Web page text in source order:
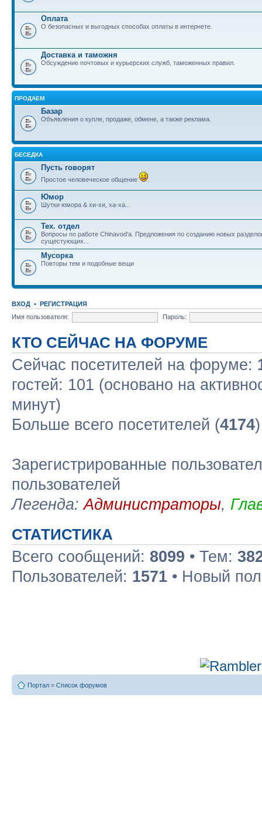
Оплата
О безопасных и выгодных способах оплаты в интернете.
Доставка и таможня
Обсуждение почтовых и курьерских служб, таможенных правил.
ПРОДАЕМ
Базар
Объявления о купле, продаже, обмене, а также реклама.
БЕСЕДКА
Пусть говорят
Простое человеческое общение
Юмор
Шутки юмора & хи-хи, ха-ха...
Тех. отдел
Вопросы по работе Chinavod'а. Предложения по созданию новых
сущестующих...
Мусорка
Повторы тем и подобные вещи
ВХОД • РЕГИСТРАЦИЯ
Имя пользователя:
Пароль:
КТО СЕЙЧАС НА ФОРУМЕ
Сейчас посетителей на форуме:
гостей: 101 (основано на
минут)
Больше всего посетителей (4174
Зарегистрированные
пользователей
Легенда:Администраторы,
СТАТИСТИКА
Всего сообщений: 8099 • Тем:
Пользователей: 1571 • Новый
Портал » Список форумов